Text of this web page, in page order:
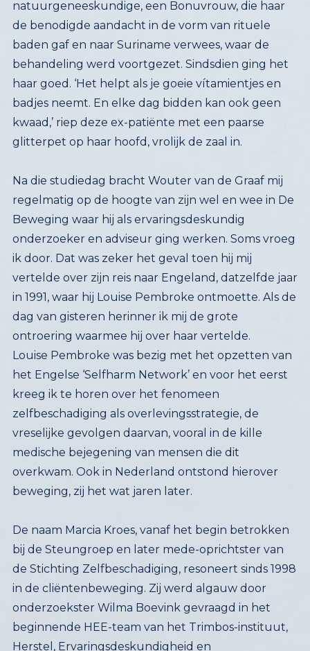
glitterpet op haar hoofd, vrolijk de zaal in.
Na die studiedag bracht Wouter van de Graaf mij
regelmatig op de hoogte van zijn wel en wee in De
Beweging waar hij als ervaringsdeskundig
onderzoeker en adviseur ging werken. Soms vroeg
ik door. Dat was zeker het geval toen hij mij
vertelde over zijn reis naar Engeland, datzelfde jaar
in 1991, waar hij Louise Pembroke ontmoette. Als de
dag van gisteren herinner ik mij de grote
ontroering waarmee hij over haar vertelde.
Louise Pembroke was bezig met het opzetten van
het Engelse ‘Selfharm Network’ en voor het eerst
kreeg ik te horen over het fenomeen
zelfbeschadiging als overlevingsstrategie, de
vreselijke gevolgen daarvan, vooral in de kille
medische bejegening van mensen die dit
overkwam. Ook in Nederland ontstond hierover
beweging, zij het wat jaren later.
De naam Marcia Kroes, vanaf het begin betrokken
bij de Steungroep en later mede-oprichtster van
de Stichting Zelfbeschadiging, resoneert sinds 1998
in de cliëntenbeweging. Zij werd algauw door
onderzoekster Wilma Boevink gevraagd in het
beginnende HEE-team van het Trimbos-instituut,
Herstel, Ervaringsdeskundigheid en